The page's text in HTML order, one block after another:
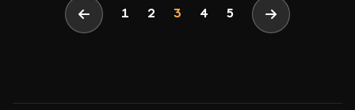
Page précédente
1 Page
2 Page
3 Page
4 5 Page